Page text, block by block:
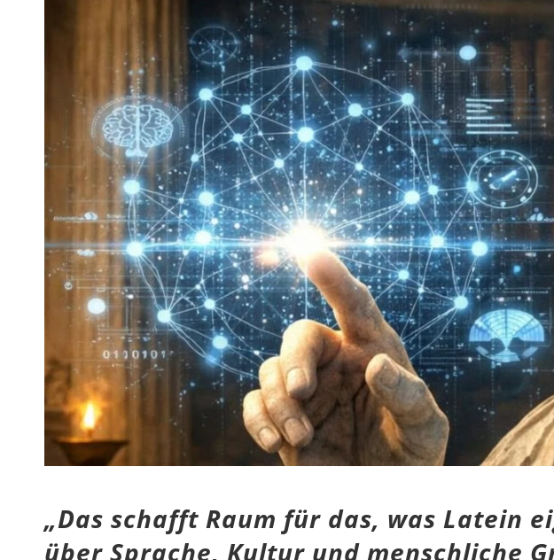
„Das schafft Raum für das, was Latein
über Sprache, Kultur und menschliche